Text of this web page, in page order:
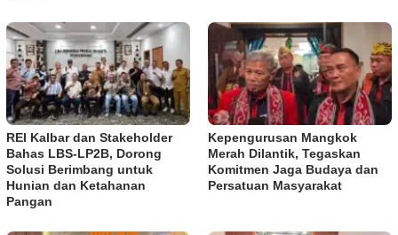
REI Kalbar dan Stakeholder
Bahas LBS-LP2B, Dorong
Solusi Berimbang untuk
Hunian dan Ketahanan
Pangan
Kepengurusan Mangkok
Merah Dilantik, Tegaskan
Komitmen Jaga Budaya dan
Persatuan Masyarakat